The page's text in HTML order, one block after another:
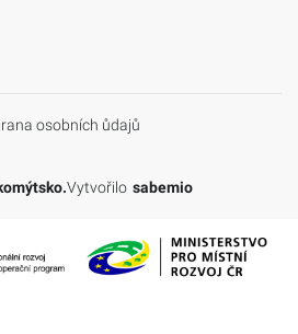
osobních ůdajů
Vytvořilo sabemio